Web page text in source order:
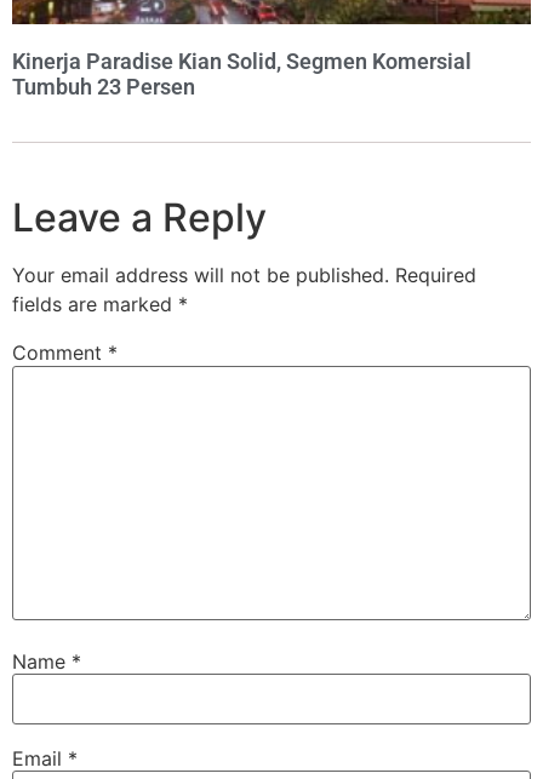
Kinerja Paradise Kian Solid, Segmen Komersial
Tumbuh 23 Persen
Leave a Reply
Your email address will not be published. Required
fields are marked *
Comment *
Name *
Email *